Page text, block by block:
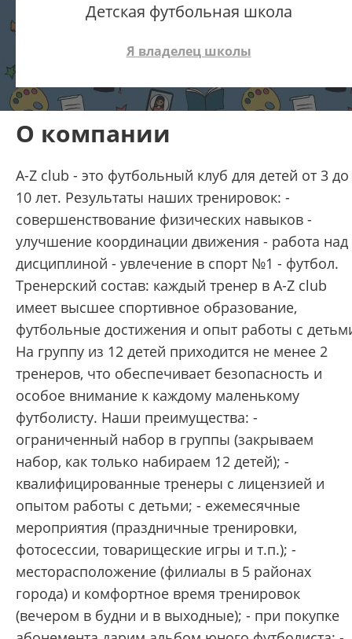
Детская футбольная школа
Я владелец школы
О компании
A-Z club - это футбольный клуб для детей от 3 до
10 лет. Результаты наших тренировок: -
совершенствование физических навыков -
улучшение координации движения - работа над
дисциплиной - увлечение в спорт №1 - футбол.
Тренерский состав: каждый тренер в A-Z club
имеет высшее спортивное образование,
футбольные достижения и опыт работы с
На группу из 12 детей приходится не менее 2
тренеров, что обеспечивает безопасность и
особое внимание к каждому маленькому
футболисту. Наши преимущества: -
ограниченный набор в группы (закрываем
набор, как только набираем 12 детей); -
квалифицированные тренеры с лицензией и
опытом работы с детьми; - ежемесячные
мероприятия (праздничные тренировки,
фотосессии, товарищеские игры и т.п.); -
месторасположение (филиалы в 5 районах
города) и комфортное время тренировок
(вечером в будни и в выходные); - при покупке